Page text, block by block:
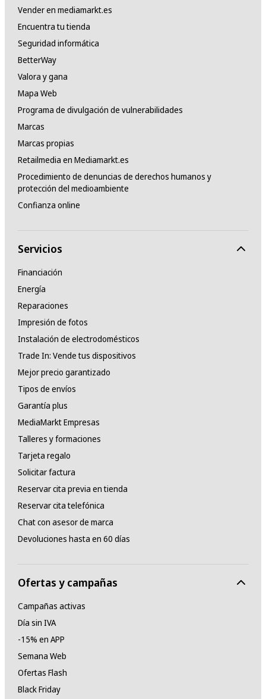
Vender en mediamarkt.es
Encuentra tu tienda
Seguridad informática
BetterWay
Valora y gana
Mapa Web
Programa de divulgación de vulnerabilidades
Marcas
Marcas propias
Retailmedia en Mediamarkt.es
Procedimiento de denuncias de derechos humanos y
protección del medioambiente
Confianza online
Servicios
Financiación
Energía
Reparaciones
Impresión de fotos
Instalación de electrodomésticos
Trade In: Vende tus dispositivos
Mejor precio garantizado
Tipos de envíos
Garantía plus
MediaMarkt Empresas
Talleres y formaciones
Tarjeta regalo
Solicitar factura
Reservar cita previa en tienda
Reservar cita telefónica
Chat con asesor de marca
Devoluciones hasta en 60 días
Ofertas y campañas
Campañas activas
Día sin IVA
-15% en APP
Semana Web
Ofertas Flash
Black Friday